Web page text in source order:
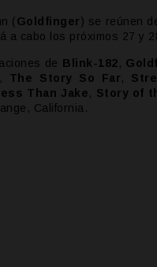
(Goldfinger) se reúnen
a cabo los próximos 27 y
de Blink-182,
, The Story So Far,
Than Jake, Story of
California.